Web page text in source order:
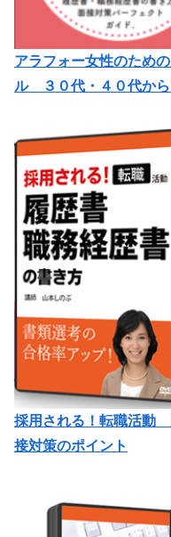
アラフォー女性のため
ル ３０代・４０代から
採用される！転職活動
接対策のポイント